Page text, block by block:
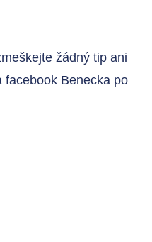
žádný tip ani
facebook Benecka po